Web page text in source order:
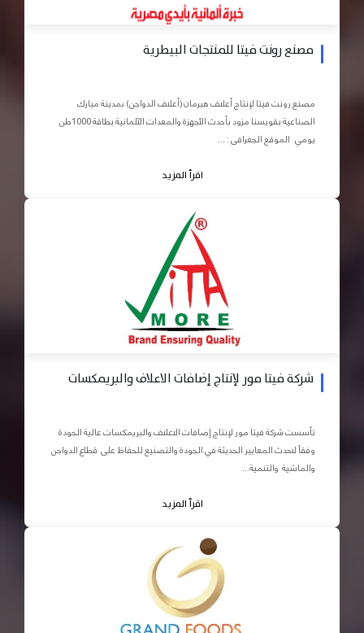
مصنع رونت فيتا للمنتجات البيطرية
مصنع رونت فيتا لإنتاج أعلاف هيرمان (أعلاف الدواجن) بمدينة مبارك
الصناعية بقويسنا مزود بأحدث الأجهزة والمعدات الآلمانية بطاقة 1000طن
يومي الموقع الجغرافى : ...
اقرأ المزيد
شركة فيتا مور لإنتاج إضافات الاعلاف والبريمكسات
تأسست شركة فيتا مور لإنتاج إضافات الاعلاف والبريمكسات عالية الجودة
وفقاً لاحدث المعايير الحديثة في الجودة والتصنيع للحفاظ على قطاع الدواجن
والماشية والتنمية...
اقرأ المزيد